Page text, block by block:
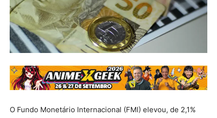
O Fundo Monetário Internacional (FMI) elevou, de 2,1%